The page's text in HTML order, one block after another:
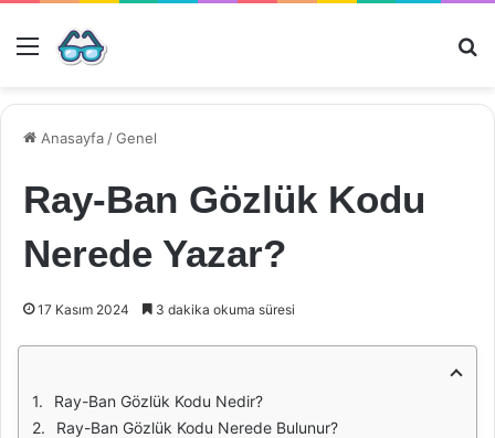
Menü
Anasayfa /Genel
Ray-Ban Gözlük Kodu
Nerede Yazar?
17 Kasım 2024 3 dakika okuma süresi
Ray-Ban Gözlük Kodu Nedir?
Ray-Ban Gözlük Kodu Nerede Bulunur?